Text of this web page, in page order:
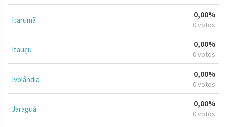
Itarumã
0,00%
0 votos
Itauçu
0,00%
0 votos
Ivolândia
0,00%
0 votos
Jaraguá
0,00%
0 votos